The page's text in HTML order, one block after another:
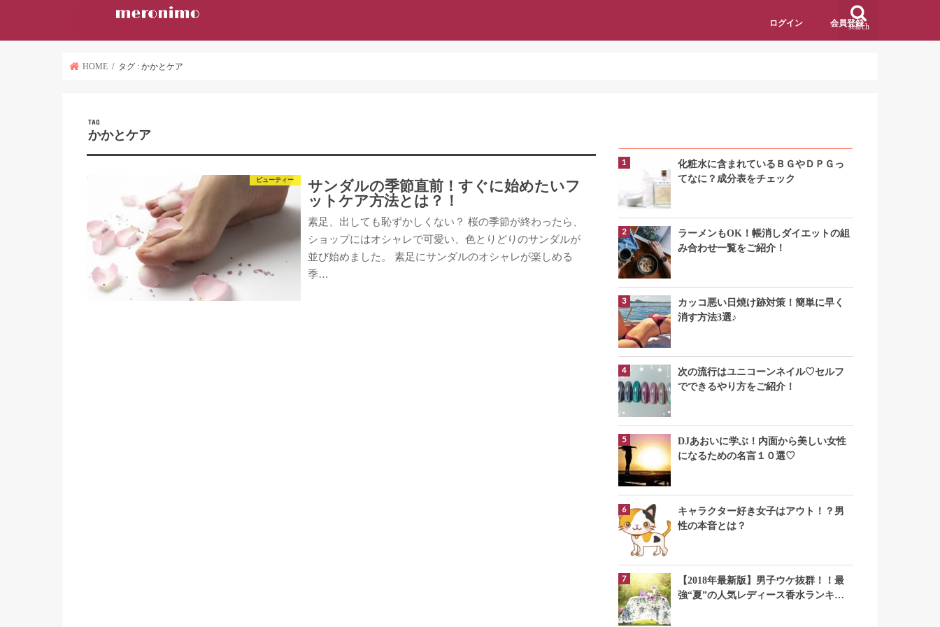
search
ログイン 会員登録
HOME タグ : かかとケア
TAG
かかとケア
ビューティー
サンダルの季節直前！すぐに始めたいフ
ットケア方法とは？！
素足、出しても恥ずかしくない？ 桜の季節が終わったら、
ショップにはオシャレで可愛い、色とりどりのサンダルが
並び始めました。 素足にサンダルのオシャレが楽しめる
季…
化粧水に含まれているＢＧやＤＰＧっ
てなに？成分表をチェック
ラーメンもOK！帳消しダイエットの組
み合わせ一覧をご紹介！
カッコ悪い日焼け跡対策！簡単に早く
消す方法3選♪
次の流行はユニコーンネイル♡セルフ
でできるやり方をご紹介！
DJあおいに学ぶ！内面から美しい女性
になるための名言１０選♡
キャラクター好き女子はアウト！？男
性の本音とは？
【2018年最新版】男子ウケ抜群！！最
強“夏”の人気レディース香水ランキン